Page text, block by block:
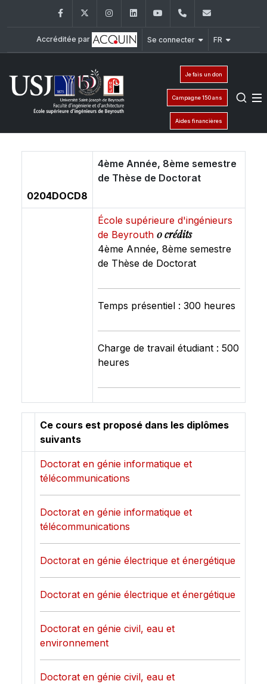
FacebookTwitter InstagramLinkedInYouTube+961 (1) 421 317
Accréditée par Se connecter FR
Je fais un don
Campagne 150 ans
Aides financières
0204DOCD8
4ème Année, 8ème semestre
de Thèse de Doctorat
École supérieure d'ingénieurs
de Beyrouth 0 crédits
4ème Année, 8ème semestre
de Thèse de Doctorat
Temps présentiel : 300 heures
Charge de travail étudiant : 500
heures
Ce cours est proposé dans les diplômes
suivants
Doctorat en génie informatique et
télécommunications
Doctorat en génie informatique et
télécommunications
Doctorat en génie électrique et énergétique
Doctorat en génie électrique et énergétique
Doctorat en génie civil, eau et
environnement
Doctorat en génie civil, eau et